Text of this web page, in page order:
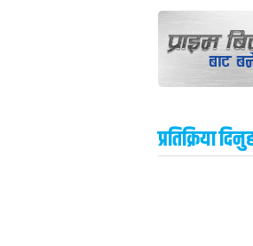
प्रतिक्रिया